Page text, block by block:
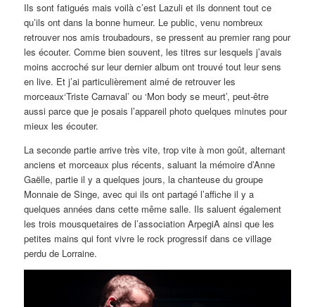
Ils sont fatigués mais voilà c’est Lazuli et ils donnent tout ce
qu’ils ont dans la bonne humeur. Le public, venu nombreux
retrouver nos amis troubadours, se pressent au premier rang pour
les écouter. Comme bien souvent, les titres sur lesquels j’avais
moins accroché sur leur dernier album ont trouvé tout leur sens
en live. Et j’ai particulièrement aimé de retrouver les
morceaux‘Triste Carnaval’ ou ‘Mon body se meurt’, peut-être
aussi parce que je posais l’appareil photo quelques minutes pour
mieux les écouter.
La seconde partie arrive très vite, trop vite à mon goût, alternant
anciens et morceaux plus récents, saluant la mémoire d’Anne
Gaëlle, partie il y a quelques jours, la chanteuse du groupe
Monnaie de Singe, avec qui ils ont partagé l’affiche il y a
quelques années dans cette même salle. Ils saluent également
les trois mousquetaires de l’association ArpegiA ainsi que les
petites mains qui font vivre le rock progressif dans ce village
perdu de Lorraine.